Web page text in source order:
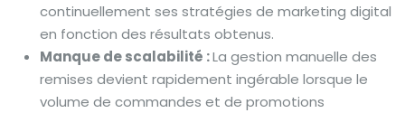
continuellement ses stratégies de marketing digital
en fonction des résultats obtenus.
Manque de scalabilité :La gestion manuelle des
remises devient rapidement ingérable lorsque le
volume de commandes et de promotions